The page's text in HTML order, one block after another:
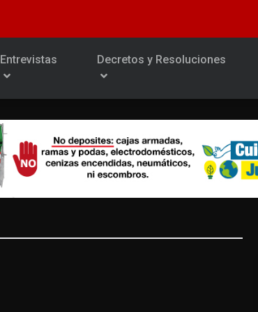
Entrevistas Decretos y Resoluciones